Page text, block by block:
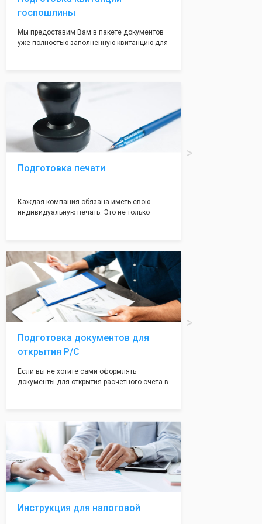
госпошлины
Мы предоставим Вам в пакете документов
уже полностью заполненную квитанцию для
посредственно в налоговой инспекции при
подаче документов на регистрацию.
Подготовка печати
Каждая компания обязана иметь свою
индивидуальную печать. Это не только
вам поможем с помощью изготовления
печати по индивидуальному эскизу, который
Вы выберете сами из нашего каталога.
Подготовка документов для
открытия Р/С
Если вы не хотите сами оформлять
документы для открытия расчетного счета в
открытия счета, с минимальным затратом
вашего времени и сил!
Инструкция для налоговой